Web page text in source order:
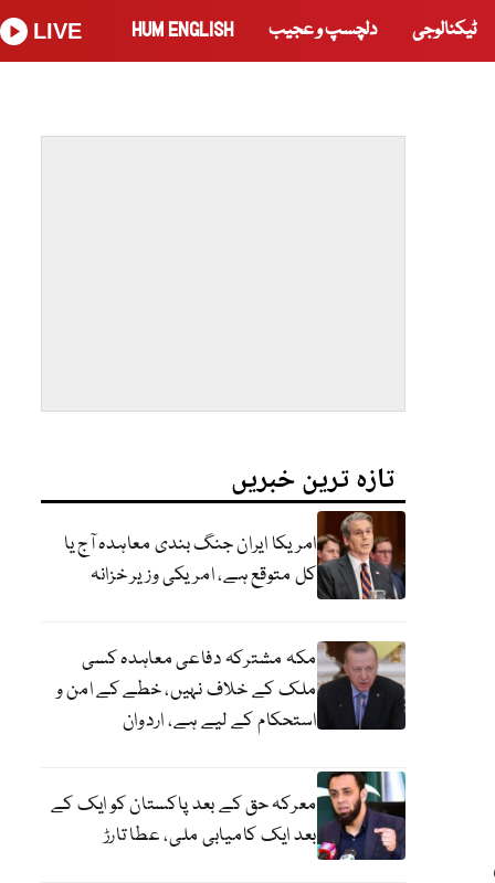
ٹیکنالوجی دلچسپ و عجیب HUM ENGLISH
LIVE
تازہ ترین خبریں
امریکا ایران جنگ بندی معاہدہ آج یا
کل متوقع ہے، امریکی وزیر خزانہ
مکہ مشترکہ دفاعی معاہدہ کسی
ملک کے خلاف نہیں، خطے کے امن و
استحکام کے لیے ہے، اردوان
معرکہ حق کے بعد پاکستان کو ایک کے
بعد ایک کامیابی ملی، عطا تارڑ